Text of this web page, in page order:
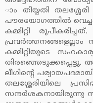
ാം തിയ്യതി
പൗരയോഗത്തില്‍
കമ്മിറ്റി
കമ്മിറ്റിയുടെ
ലീഗിന്റെ പര്യായപദമായി
തലശ്ശേരിയിലെ
സന്ദര്‍ശകനായിരുന്നു